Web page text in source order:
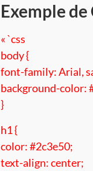
Exemple de
« `css
body {
font-family: Arial,
background-color:
}
h1 {
color: #2c3e50;
text-align: center;